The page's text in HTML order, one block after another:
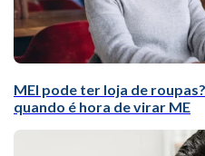
MEI pode ter loja de
quando é hora de virar ME